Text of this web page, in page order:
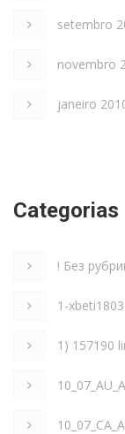
setembro
novembro
janeiro
Categorias
! Без
1-
1) 157190